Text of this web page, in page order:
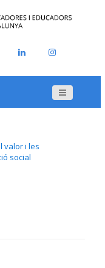
valor i les
social